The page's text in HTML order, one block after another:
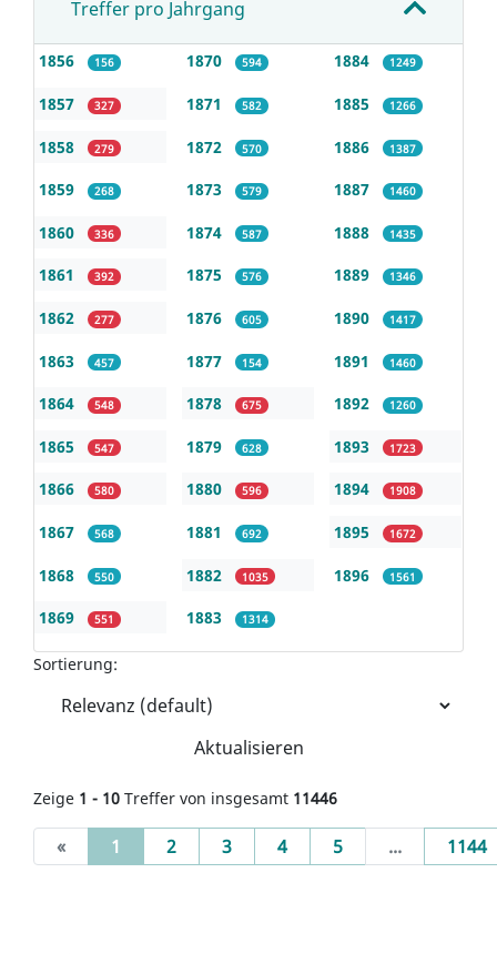
Treffer pro Jahrgang
1856 156
1857 327
1858 279
1859 268
1860 336
1861 392
1862 277
1863 457
1864 548
1865 547
1866 580
1867 568
1868 550
1869 551
1870 594
1871 582
1872 570
1873 579
1874 587
1875 576
1876 605
1877 154
1878 675
1879 628
1880 596
1881 692
1882 1035
1883 1314
1884 1249
1885 1266
1886 1387
1887 1460
1888 1435
1889 1346
1890 1417
1891 1460
1892 1260
1893 1723
1894 1908
1895 1672
1896 1561
Sortierung:
Aktualisieren
Zeige 1 - 10 Treffer von insgesamt 11446
« 1 (current)
2 3 4 5 ... 1144